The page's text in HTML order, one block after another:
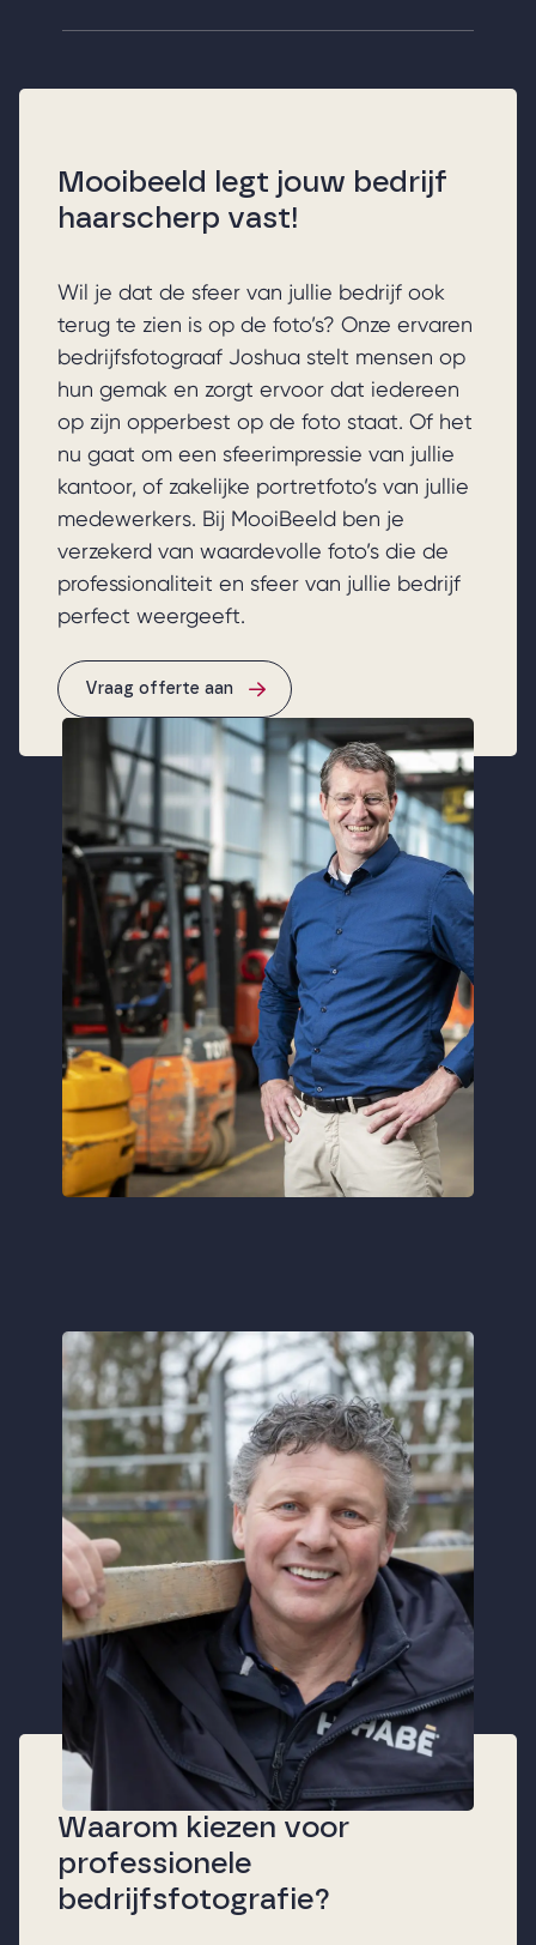
Mooibeeld legt jouw bedrijf
haarscherp vast!
Wil je dat de sfeer van jullie bedrijf ook
terug te zien is op de foto’s? Onze ervaren
bedrijfsfotograaf Joshua stelt mensen op
hun gemak en zorgt ervoor dat iedereen
op zijn opperbest op de foto staat. Of het
nu gaat om een sfeerimpressie van jullie
kantoor, of zakelijke portretfoto’s van jullie
medewerkers. Bij MooiBeeld ben je
verzekerd van waardevolle foto’s die de
professionaliteit en sfeer van jullie bedrijf
perfect weergeeft.
Vraag offerte aan
Waarom kiezen voor
professionele
bedrijfsfotografie?